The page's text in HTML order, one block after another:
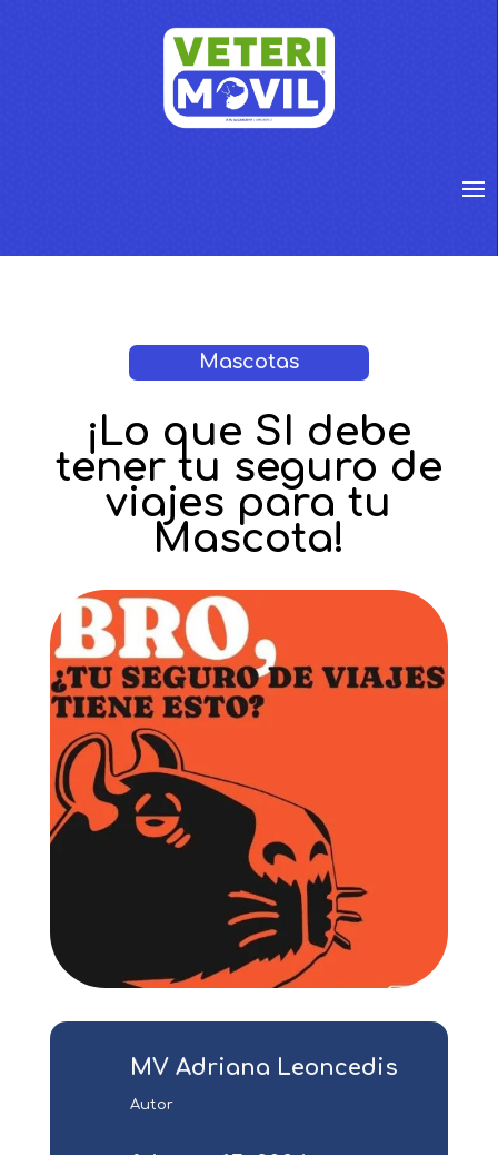
Mascotas
¡Lo que SI debe
tener tu seguro de
viajes para tu
Mascota!
MV Adriana Leoncedis
Autor